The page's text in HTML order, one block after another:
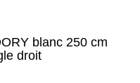
blanc 250 cm
droit